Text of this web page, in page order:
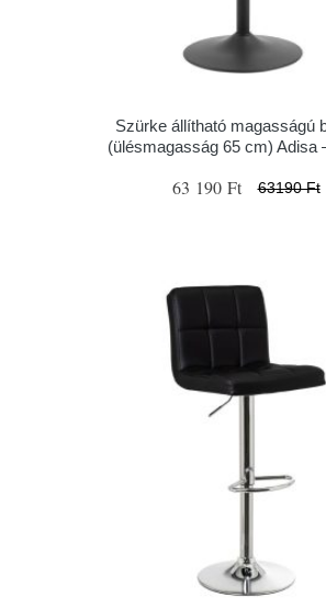
Szürke állítható magasságú
(ülésmagasság 65 cm) Adisa
63 190 Ft 63190 Ft